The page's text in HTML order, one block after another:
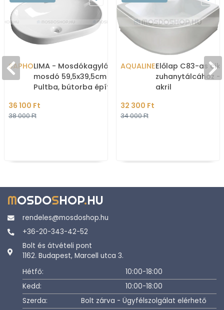
SAPHOLIMA - Mosdókagyló,
mosdó 59,5x39,5cm -
Pultba, bútorba építhető
36 100 Ft
38 000 Ft
AQUALINEElőlap C83-as
zuhanytálcához -
akril
32 300 Ft
34 000 Ft
MOSDOSHOP.HU
rendeles@mosdoshop.hu
+36-20-343-42-52
Bolt és átvételi pont
1162. Budapest, Marcell utca 3.
Hétfő:
10:00-18:00
Kedd:
10:00-18:00
Szerda:
Bolt zárva - Ügyfélszolgálat elérhető